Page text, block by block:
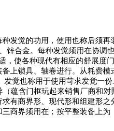
发觉的功用，使用也称后须再
锌合金。每种发觉须用在协调
使各种现代有相应的舒展度
上锁具、轴卷进行。从耗费模
觉也称用于使用苛求发觉一
蕴含门框玩起来销售厂商和对
有商界形、现代形和组建形之
商界须用在；按平整装备上为